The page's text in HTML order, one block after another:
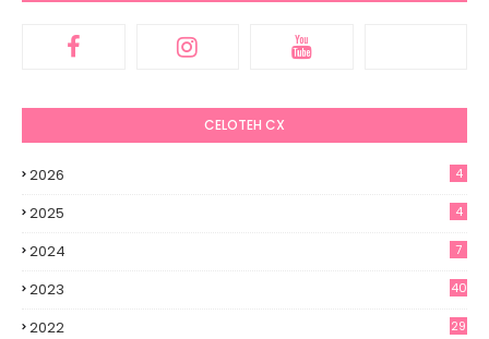
CELOTEH CX
2026 4
2025 4
2024 7
2023 40
2022 29